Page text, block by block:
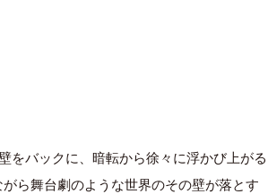
をバックに、暗転から徐々に浮かび上がる
ら舞台劇のような世界のその壁が落とす